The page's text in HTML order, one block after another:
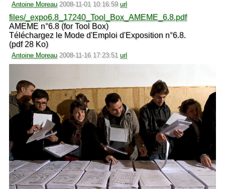
Antoine Moreau 2008-11-01 10:16:59 url
files/_expo6.8_17240_Tool_Box_AMEME_6.8.pdf
AMEME n°6.8 (for Tool Box)
Téléchargez le Mode d'Emploi d'Exposition n°6.8.
(pdf 28 Ko)
Antoine Moreau 2008-11-16 17:23:51 url